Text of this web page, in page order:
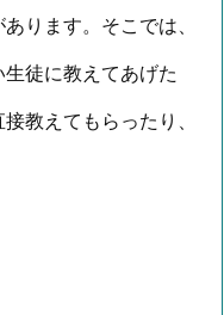
ります。そこでは、
徒に教えてあげた
教えてもらったり、